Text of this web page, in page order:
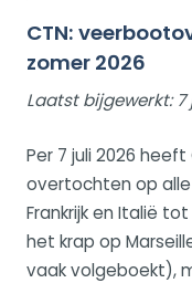
CTN:
zomer 2026
Laatst bijgewerkt:
Per 7 juli 2026
overtochten op
Frankrijk en Italië
het krap op
vaak volgeboekt),